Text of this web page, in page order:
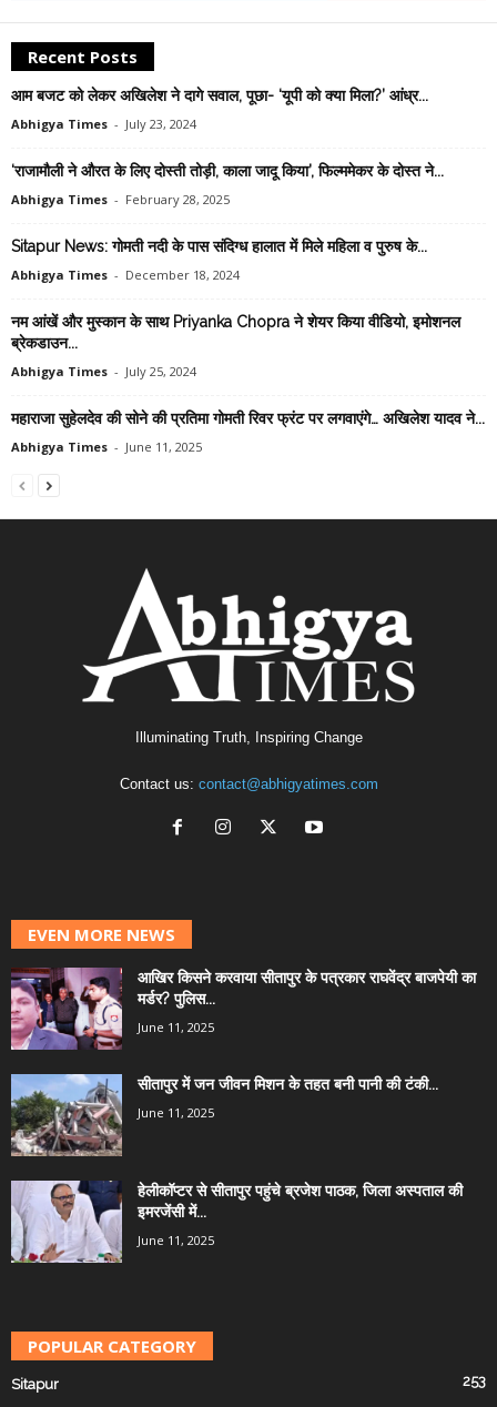
Recent Posts
आम बजट को लेकर अखिलेश ने दागे सवाल, पूछा- ‘यूपी को क्या मिला?’ आंध्र...
Abhigya Times - July 23, 2024
‘राजामौली ने औरत के लिए दोस्ती तोड़ी, काला जादू किया’, फिल्ममेकर के दोस्त ने...
Abhigya Times - February 28, 2025
Sitapur News: गोमती नदी के पास संदिग्ध हालात में मिले महिला व पुरुष के...
Abhigya Times - December 18, 2024
नम आंखें और मुस्कान के साथ Priyanka Chopra ने शेयर किया वीडियो, इमोशनल
ब्रेकडाउन...
Abhigya Times - July 25, 2024
महाराजा सुहेलदेव की सोने की प्रतिमा गोमती रिवर फ्रंट पर लगवाएंगे… अखिलेश यादव ने...
Abhigya Times - June 11, 2025
Illuminating Truth, Inspiring Change
Contact us: contact@abhigyatimes.com
EVEN MORE NEWS
आखिर किसने करवाया सीतापुर के पत्रकार राघवेंद्र बाजपेयी का
मर्डर? पुलिस...
June 11, 2025
सीतापुर में जन जीवन मिशन के तहत बनी पानी की टंकी...
June 11, 2025
हेलीकॉप्टर से सीतापुर पहुंचे ब्रजेश पाठक, जिला अस्पताल की
इमरजेंसी में...
June 11, 2025
POPULAR CATEGORY
Sitapur
253